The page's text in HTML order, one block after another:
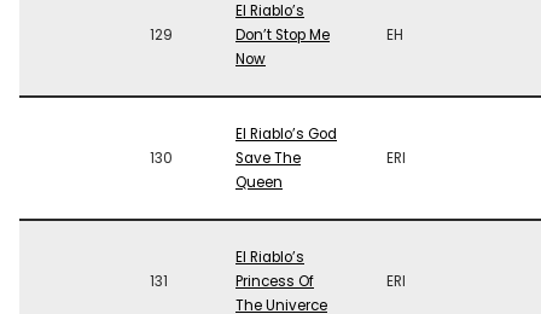
129
El Riablo’s
Don’t Stop Me
Now
EH
130
El Riablo’s God
Save The
Queen
ERI
131
El Riablo’s
Princess Of
The Univerce
ERI